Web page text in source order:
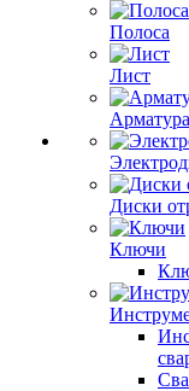
Полоса
Лист
Арматура
Диски
Ключи